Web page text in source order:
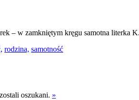
– w zamkniętym kręgu samotna literka K.
rodzina, samotność
oszukani. »